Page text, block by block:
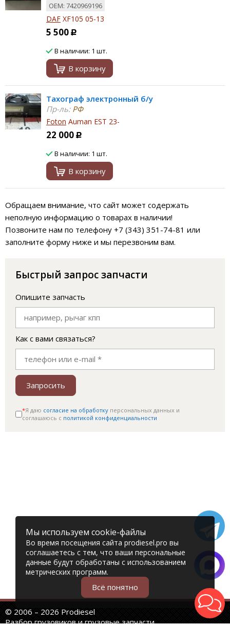
ОЕМ: 7420969196
DAF XF105 05-13
5 500 Р
В наличии: 1 шт.
В корзину
Тахограф электронный б/у
Пр-ль:РФ
Foton Auman EST 23-
22 000 Р
В наличии: 1 шт.
В корзину
Обращаем внимание, что сайт может содержать
неполную информацию о товарах в наличии!
Позвоните нам по телефону +7 (343) 351-74-81 или
заполните форму ниже и мы перезвоним вам.
Быстрый запрос запчасти
Опишите запчасть
Как с вами связаться?
Запросить
*Я даю согласие на обработку персональных данных и
соглашаюсь c политикой конфиденциальности
© 2006 – 2026 Prodiesel
Разбор грузовиков и грузовые запчасти
Мы используем cookie-файлы
Во время посещения сайта prodiesel.pro вы
соглашаетесь с тем, что ваши персональные
данные будут обработаны с использованием
метрических программ.
Всё понятно